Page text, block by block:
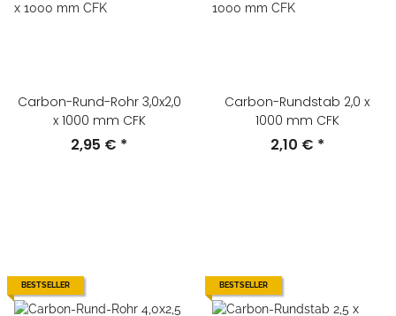
Carbon-Rund-Rohr 3,0x2,0
x 1000 mm CFK
2,95 € *
Carbon-Rundstab 2,0 x
1000 mm CFK
2,10 € *
BESTSELLER BESTSELLER